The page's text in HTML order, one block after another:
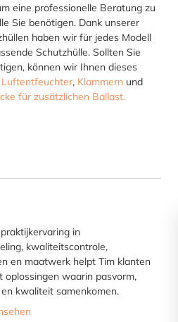
eine professionelle Beratung zu
Sie benötigen. Dank unserer
haben wir für jedes Modell
Schutzhülle. Sollten Sie
können wir Ihnen dieses
Luftentfeuchter, Klammern und
für zusätzlichen Ballast.
in
kwaliteitscontrole,
en maatwerk helpt Tim klanten
oplossingen waarin pasvorm,
kwaliteit samenkomen.